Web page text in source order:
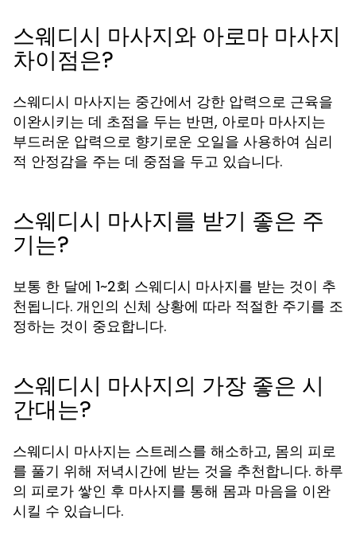
스웨디시 마사지와 아로마 마사지
차이점은?
스웨디시 마사지는 중간에서 강한 압력으로 근육을
이완시키는 데 초점을 두는 반면, 아로마 마사지는
부드러운 압력으로 향기로운 오일을 사용하여 심리
적 안정감을 주는 데 중점을 두고 있습니다.
스웨디시 마사지를 받기 좋은 주
기는?
보통 한 달에 1~2회 스웨디시 마사지를 받는 것이 추
천됩니다. 개인의 신체 상황에 따라 적절한 주기를 조
정하는 것이 중요합니다.
스웨디시 마사지의 가장 좋은 시
간대는?
스웨디시 마사지는 스트레스를 해소하고, 몸의 피로
를 풀기 위해 저녁시간에 받는 것을 추천합니다. 하루
의 피로가 쌓인 후 마사지를 통해 몸과 마음을 이완
시킬 수 있습니다.